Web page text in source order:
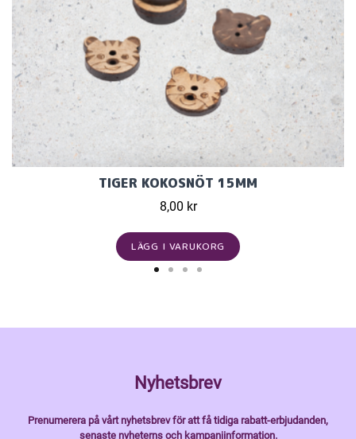
TIGER KOKOSNÖT 15MM
8,00 kr
LÄGG I VARUKORG
Nyhetsbrev
Prenumerera på vårt nyhetsbrev för att få tidiga rabatt-erbjudanden,
senaste nyheterns och kampanjinformation.